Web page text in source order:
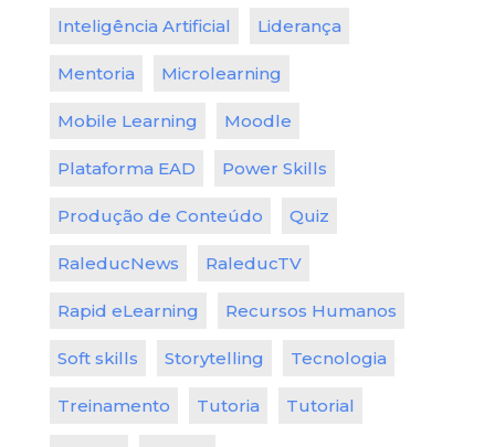
Inteligência Artificial Liderança
Mentoria Microlearning
Mobile Learning Moodle
Plataforma EAD Power Skills
Produção de Conteúdo Quiz
RaleducNews RaleducTV
Rapid eLearning Recursos Humanos
Soft skills Storytelling Tecnologia
Treinamento Tutoria Tutorial